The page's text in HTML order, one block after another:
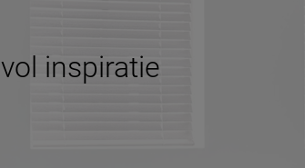
vol inspiratie